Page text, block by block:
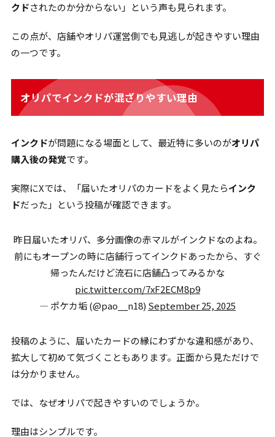
クドされたのか分からない」という声も見られます。
この点が、店舗やオリパ運営側でも見逃しが起きやすい理由
の一つです。
オリパでインクドが混ざりやすい理由
インクドが問題になる場面として、最近特に多いのがオリパ
購入後の発覚です。
実際にXでは、「届いたオリパのカードをよく見たらインク
ドだった」という投稿が確認できます。
昨日届いたオリパ、多分画像の赤マルがインクドなのよね。
前にもオープンの時に店舗行ってインクドあったから、すぐ
帰ったんだけど流石に店舗凸ってみるかな
pic.twitter.com/7xF2ECM8p9
— ポケカ垢 (@pao__n18) September 25, 2025
投稿のように、届いたカードの縁にわずかな違和感があり、
拡大して初めて気づくこともあります。正面から見ただけで
は分かりません。
では、なぜオリパで起きやすいのでしょうか。
理由はシンプルです。